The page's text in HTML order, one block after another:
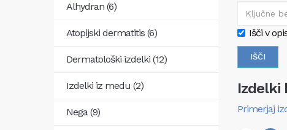
Alhydran (6)
Atopijski dermatitis (6)
Dermatološki izdelki (12)
Izdelki iz medu (2)
Nega (9)
Išči v
Izdelki
Primerjaj